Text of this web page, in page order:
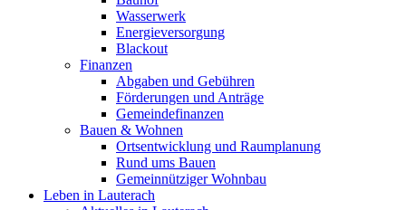
Wasserwerk
Energieversorgung
Blackout
Finanzen
Abgaben und Gebühren
Förderungen und Anträge
Gemeindefinanzen
Bauen & Wohnen
Ortsentwicklung und Raumplanung
Rund ums Bauen
Gemeinnütziger Wohnbau
Leben in Lauterach